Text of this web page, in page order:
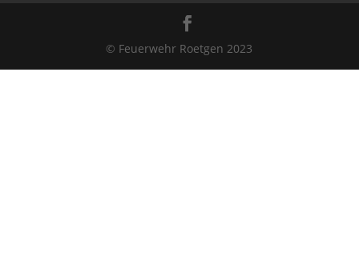
© Feuerwehr Roetgen 2023